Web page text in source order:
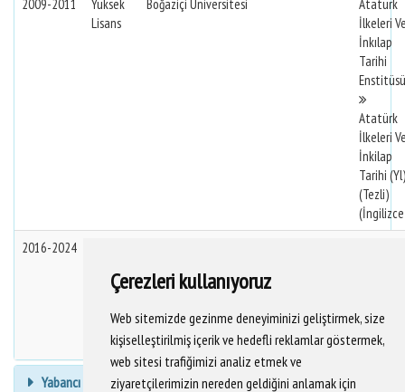
Çerezleri kullanıyoruz
Web sitemizde gezinme deneyiminizi geliştirmek, size
kişiselleştirilmiş içerik ve hedefli reklamlar göstermek,
web sitesi trafiğimizi analiz etmek ve
ziyaretçilerimizin nereden geldiğini anlamak için
2009-2011
Yüksek
Lisans
Boğaziçi Üniversitesi
Atatürk
İlkeleri
İnkılap
Tarihi
Enstitüsü
Atatürk
İlkeleri
İnkilap
Tarihi (Yl)
(Tezli)
2016-2024
Sosyoloji
(Dr)
Yabancı Dil Bilgisi